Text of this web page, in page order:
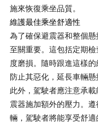
施來恢復乘坐品質。
維護最佳乘坐舒適性
為了確保避震器和整個
至關重要。這包括定期
度磨損。隨時跟進這樣
防止其惡化，延長車輛懸
此外，駕駛者應注意承
震器施加額外的壓力。
輛，駕駛者將能享受舒